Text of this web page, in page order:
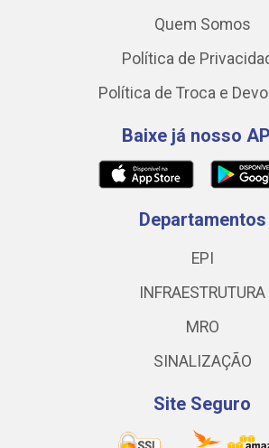
Quem Somos
Política de
Política de Troca e
Baixe já nosso
Departamentos
EPI
INFRAESTRUTURA
MRO
SINALIZAÇÃO
Site Seguro